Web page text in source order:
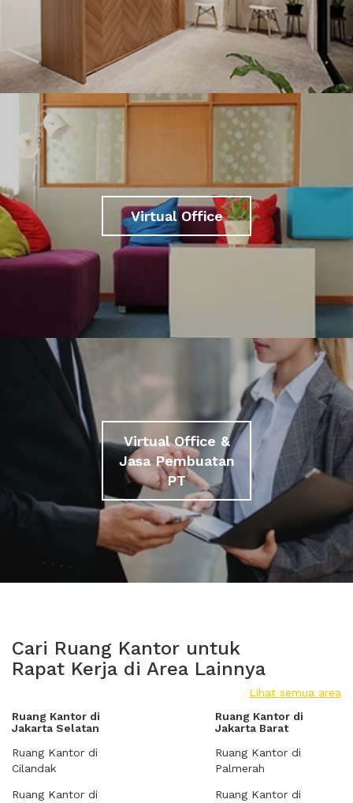
Virtual Office
Virtual Office &
Jasa Pembuatan
PT
Cari Ruang Kantor untuk
Rapat Kerja di Area Lainnya
Lihat semua area
Ruang Kantor di
Jakarta Selatan
Ruang Kantor di
Cilandak
Ruang Kantor di
Ruang Kantor di
Jakarta Barat
Ruang Kantor di
Palmerah
Ruang Kantor di